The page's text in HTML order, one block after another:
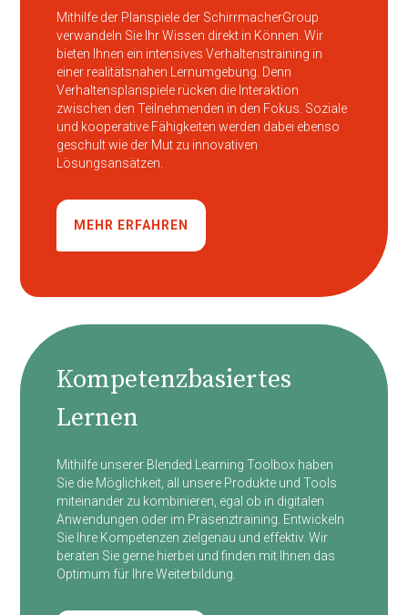
Mithilfe der Planspiele der SchirrmacherGroup
verwandeln Sie Ihr Wissen direkt in Können. Wir
bieten Ihnen ein intensives Verhaltenstraining in
einer realitätsnahen Lernumgebung. Denn
Verhaltensplanspiele rücken die Interaktion
zwischen den Teilnehmenden in den Fokus. Soziale
und kooperative Fähigkeiten werden dabei ebenso
geschult wie der Mut zu innovativen
Lösungsansätzen.
MEHR ERFAHREN
Kompetenzbasiertes
Lernen
Mithilfe unserer Blended Learning Toolbox haben
Sie die Möglichkeit, all unsere Produkte und Tools
miteinander zu kombinieren, egal ob in digitalen
Anwendungen oder im Präsenztraining. Entwickeln
Sie Ihre Kompetenzen zielgenau und effektiv. Wir
beraten Sie gerne hierbei und finden mit Ihnen das
Optimum für Ihre Weiterbildung.